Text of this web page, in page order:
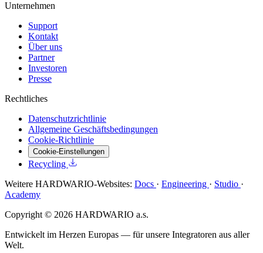
Unternehmen
Support
Kontakt
Über uns
Partner
Investoren
Presse
Rechtliches
Datenschutzrichtlinie
Allgemeine Geschäftsbedingungen
Cookie-Richtlinie
Cookie-Einstellungen
Recycling
Weitere HARDWARIO-Websites: Docs · Engineering · Studio ·
Academy
Copyright © 2026 HARDWARIO a.s.
Entwickelt im Herzen Europas — für unsere Integratoren aus aller
Welt.